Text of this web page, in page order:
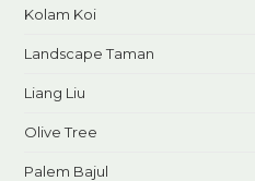
Kolam Koi
Landscape Taman
Liang Liu
Olive Tree
Palem Bajul